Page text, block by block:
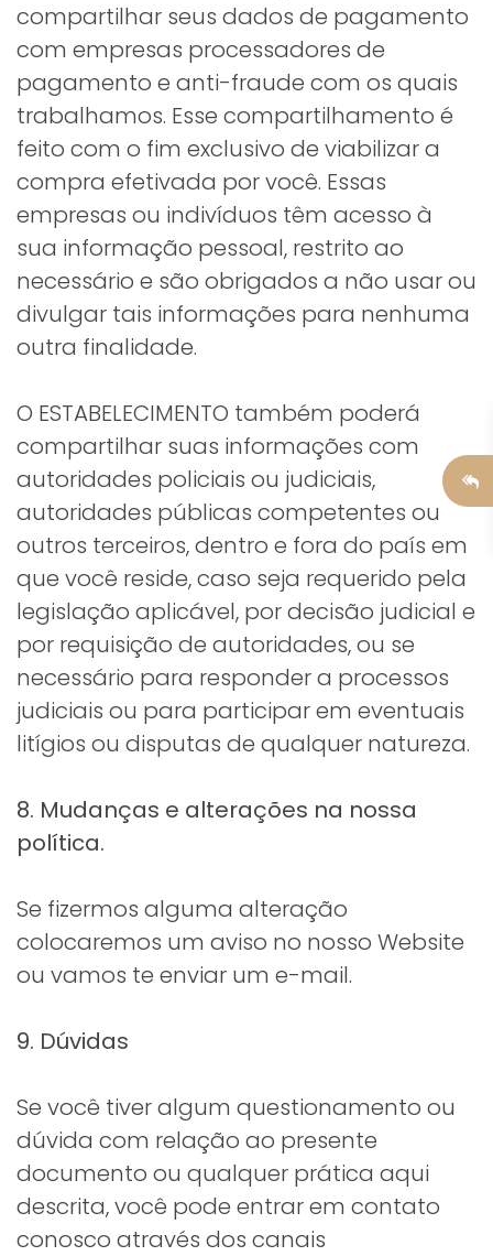
compartilhar seus dados de pagamento
com empresas processadores de
pagamento e anti-fraude com os quais
trabalhamos. Esse compartilhamento é
feito com o fim exclusivo de viabilizar a
compra efetivada por você. Essas
empresas ou indivíduos têm acesso à
sua informação pessoal, restrito ao
necessário e são obrigados a não usar ou
divulgar tais informações para nenhuma
outra finalidade.
O ESTABELECIMENTO também poderá
compartilhar suas informações com
autoridades policiais ou judiciais,
autoridades públicas competentes ou
outros terceiros, dentro e fora do país em
que você reside, caso seja requerido pela
legislação aplicável, por decisão judicial e
por requisição de autoridades, ou se
necessário para responder a processos
judiciais ou para participar em eventuais
litígios ou disputas de qualquer natureza.
8. Mudanças e alterações na nossa
política.
Se fizermos alguma alteração
colocaremos um aviso no nosso Website
ou vamos te enviar um e-mail.
9. Dúvidas
Se você tiver algum questionamento ou
dúvida com relação ao presente
documento ou qualquer prática aqui
descrita, você pode entrar em contato
conosco através dos canais